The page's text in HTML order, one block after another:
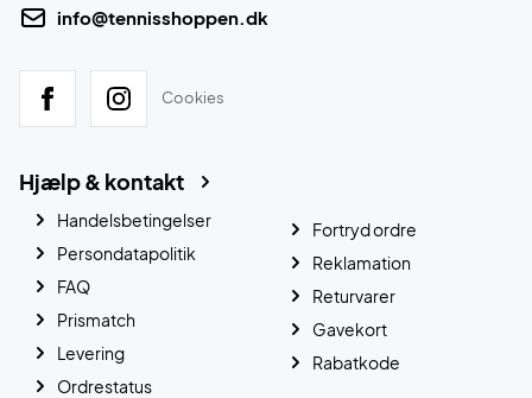
info@tennisshoppen.dk
Cookies
Hjælp & kontakt
Handelsbetingelser
Persondatapolitik
FAQ
Prismatch
Levering
Ordrestatus
Fortryd ordre
Reklamation
Returvarer
Gavekort
Rabatkode